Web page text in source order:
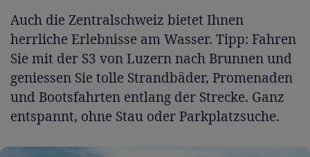
Auch die Zentralschweiz bietet Ihnen
herrliche Erlebnisse am Wasser. Tipp: Fahren
Sie mit der S3 von Luzern nach Brunnen und
geniessen Sie tolle Strandbäder, Promenaden
und Bootsfahrten entlang der Strecke. Ganz
entspannt, ohne Stau oder Parkplatzsuche.